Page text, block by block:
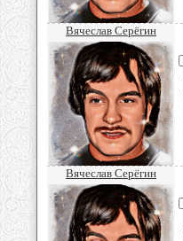
Вячеслав Серёгин
Вячеслав Серёгин